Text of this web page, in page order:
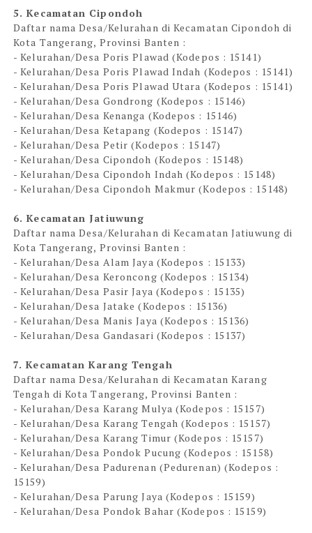
5. Kecamatan Cipondoh
Daftar nama Desa/Kelurahan di Kecamatan Cipondoh di
Kota Tangerang, Provinsi Banten :
- Kelurahan/Desa Poris Plawad (Kodepos : 15141)
- Kelurahan/Desa Poris Plawad Indah (Kodepos : 15141)
- Kelurahan/Desa Poris Plawad Utara (Kodepos : 15141)
- Kelurahan/Desa Gondrong (Kodepos : 15146)
- Kelurahan/Desa Kenanga (Kodepos : 15146)
- Kelurahan/Desa Ketapang (Kodepos : 15147)
- Kelurahan/Desa Petir (Kodepos : 15147)
- Kelurahan/Desa Cipondoh (Kodepos : 15148)
- Kelurahan/Desa Cipondoh Indah (Kodepos : 15148)
- Kelurahan/Desa Cipondoh Makmur (Kodepos : 15148)
6. Kecamatan Jatiuwung
Daftar nama Desa/Kelurahan di Kecamatan Jatiuwung di
Kota Tangerang, Provinsi Banten :
- Kelurahan/Desa Alam Jaya (Kodepos : 15133)
- Kelurahan/Desa Keroncong (Kodepos : 15134)
- Kelurahan/Desa Pasir Jaya (Kodepos : 15135)
- Kelurahan/Desa Jatake (Kodepos : 15136)
- Kelurahan/Desa Manis Jaya (Kodepos : 15136)
- Kelurahan/Desa Gandasari (Kodepos : 15137)
7. Kecamatan Karang Tengah
Daftar nama Desa/Kelurahan di Kecamatan Karang
Tengah di Kota Tangerang, Provinsi Banten :
- Kelurahan/Desa Karang Mulya (Kodepos : 15157)
- Kelurahan/Desa Karang Tengah (Kodepos : 15157)
- Kelurahan/Desa Karang Timur (Kodepos : 15157)
- Kelurahan/Desa Pondok Pucung (Kodepos : 15158)
- Kelurahan/Desa Padurenan (Pedurenan) (Kodepos :
15159)
- Kelurahan/Desa Parung Jaya (Kodepos : 15159)
- Kelurahan/Desa Pondok Bahar (Kodepos : 15159)